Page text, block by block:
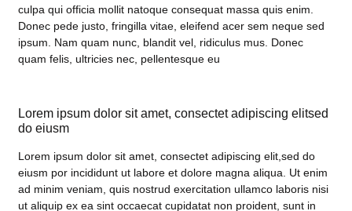
culpa qui officia mollit natoque consequat massa quis enim.
Donec pede justo, fringilla vitae, eleifend acer sem neque sed
ipsum. Nam quam nunc, blandit vel, ridiculus mus. Donec
quam felis, ultricies nec, pellentesque eu
Lorem ipsum dolor sit amet, consectet adipiscing elitsed
do eiusm
Lorem ipsum dolor sit amet, consectet adipiscing elit,sed do
eiusm por incididunt ut labore et dolore magna aliqua. Ut enim
ad minim veniam, quis nostrud exercitation ullamco laboris nisi
ut aliquip ex ea sint occaecat cupidatat non proident, sunt in